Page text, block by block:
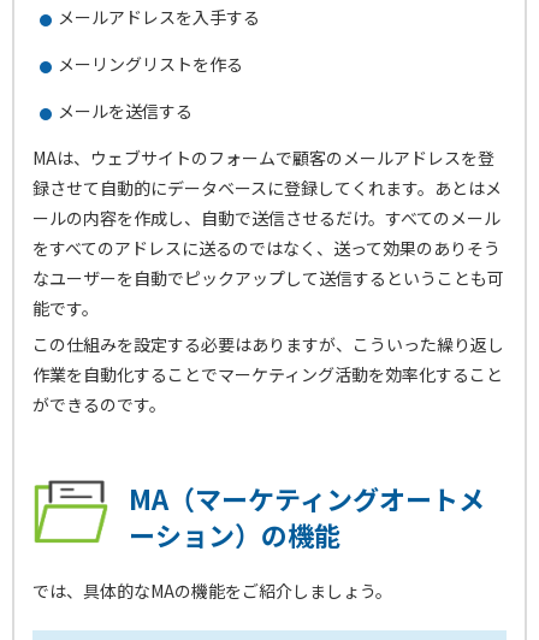
メールアドレスを入手する
メーリングリストを作る
メールを送信する
MAは、ウェブサイトのフォームで顧客のメールアドレスを登
録させて自動的にデータベースに登録してくれます。あとはメ
ールの内容を作成し、自動で送信させるだけ。すべてのメール
をすべてのアドレスに送るのではなく、送って効果のありそう
なユーザーを自動でピックアップして送信するということも可
能です。
この仕組みを設定する必要はありますが、こういった繰り返し
作業を自動化することでマーケティング活動を効率化すること
ができるのです。
MA（マーケティングオートメ
ーション）の機能
では、具体的なMAの機能をご紹介しましょう。